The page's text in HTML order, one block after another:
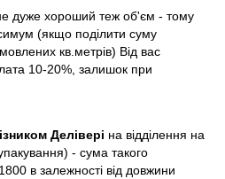
дуже хороший теж об'єм - тому
(якщо поділити суму
кв.метрів) Від вас
10-20%, залишок при
Делівері на відділення на
- сума такого
в залежності від довжини